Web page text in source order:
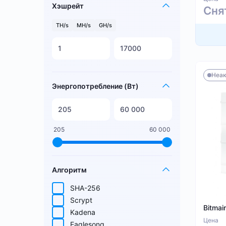
Хэшрейт
TH/s MH/s GH/s
Энергопотребление (Вт)
205 60 000
Алгоритм
SHA-256
Scrypt
Kadena
Eaglesong
Цена